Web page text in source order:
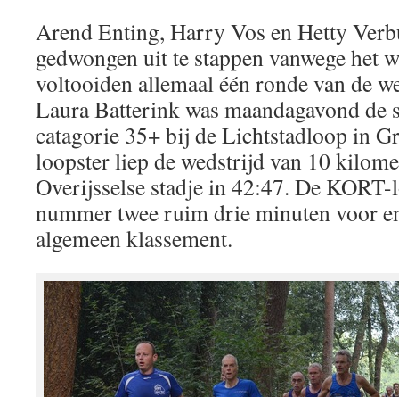
Arend Enting, Harry Vos en Hetty
gedwongen uit te stappen vanwege het
voltooiden allemaal één ronde van de
Laura Batterink was maandagavond de
catagorie 35+ bij de Lichtstadloop in
loopster liep de wedstrijd van 10
Overijsselse stadje in 42:47. De
nummer twee ruim drie minuten voor
algemeen klassement.